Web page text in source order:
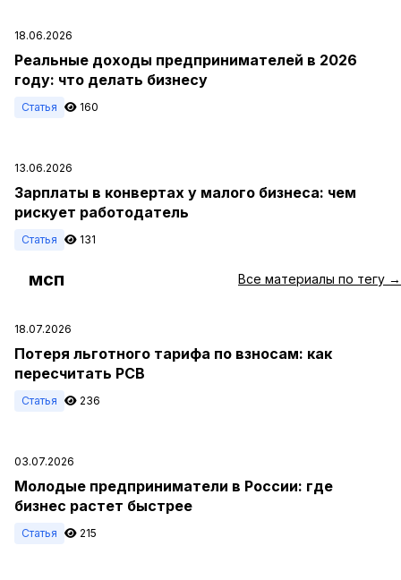
18.06.2026
Реальные доходы предпринимателей в 2026
году: что делать бизнесу
Статья 160
13.06.2026
Зарплаты в конвертах у малого бизнеса: чем
рискует работодатель
Статья 131
мсп Все материалы по тегу →
18.07.2026
Потеря льготного тарифа по взносам: как
пересчитать РСВ
Статья 236
03.07.2026
Молодые предприниматели в России: где
бизнес растет быстрее
Статья 215